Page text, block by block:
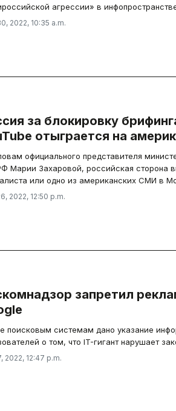
агрессии» в
2022, 10:35 a.m.
за блокировку
отыграется на
официального представителя
Марии Захаровой, российская сторона
или одно из американских СМИ в
2022, 12:50 p.m.
запретил
поисковым системам дано указание
о том, что IT-гигант нарушает
2022, 12:47 p.m.